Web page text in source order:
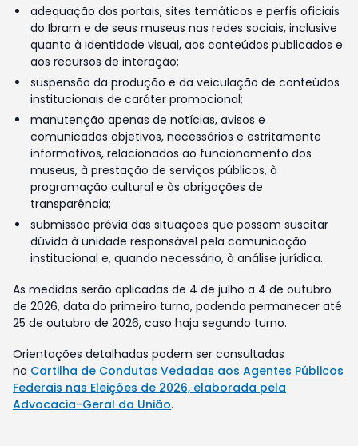
adequação dos portais, sites temáticos e perfis oficiais
do Ibram e de seus museus nas redes sociais, inclusive
quanto à identidade visual, aos conteúdos publicados e
aos recursos de interação;
suspensão da produção e da veiculação de conteúdos
institucionais de caráter promocional;
manutenção apenas de notícias, avisos e
comunicados objetivos, necessários e estritamente
informativos, relacionados ao funcionamento dos
museus, à prestação de serviços públicos, à
programação cultural e às obrigações de
transparência;
submissão prévia das situações que possam suscitar
dúvida à unidade responsável pela comunicação
institucional e, quando necessário, à análise jurídica.
As medidas serão aplicadas de 4 de julho a 4 de outubro
de 2026, data do primeiro turno, podendo permanecer até
25 de outubro de 2026, caso haja segundo turno.
Orientações detalhadas podem ser consultadas
na Cartilha de Condutas Vedadas aos Agentes Públicos
Federais nas Eleições de 2026, elaborada pela
Advocacia-Geral da União.